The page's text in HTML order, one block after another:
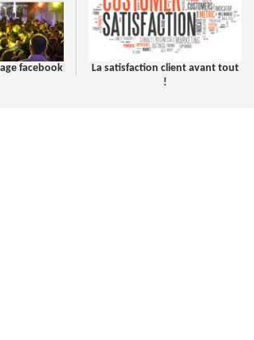
facebook
La satisfaction client avant tout
!